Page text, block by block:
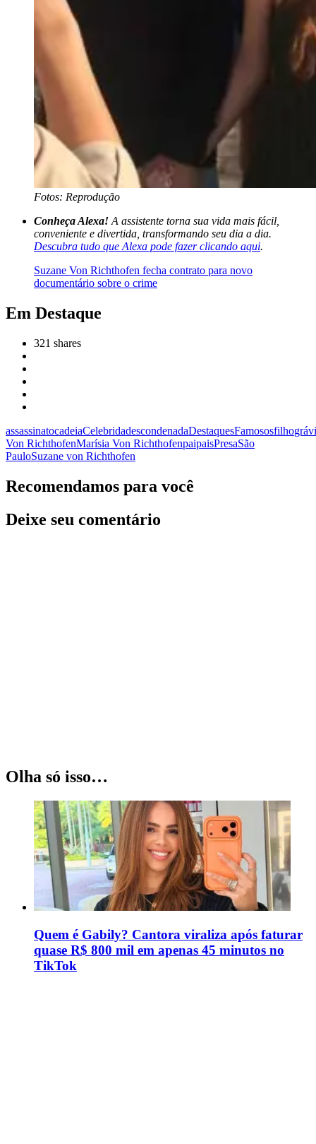
Fotos: Reprodução
Conheça Alexa! A assistente torna sua vida mais fácil,
conveniente e divertida, transformando seu dia a dia.
Descubra tudo que Alexa pode fazer clicando aqui.
Suzane Von Richthofen fecha contrato para novo
documentário sobre o crime
Em Destaque
321 shares
assassinatocadeiaCelebridadescondenadaDestaquesFamososfilho
Von RichthofenMarísia Von RichthofenpaipaisPresaSão
PauloSuzane von Richthofen
Recomendamos para você
Deixe seu comentário
Olha só isso…
Quem é Gabily? Cantora viraliza após faturar
quase R$ 800 mil em apenas 45 minutos no
TikTok